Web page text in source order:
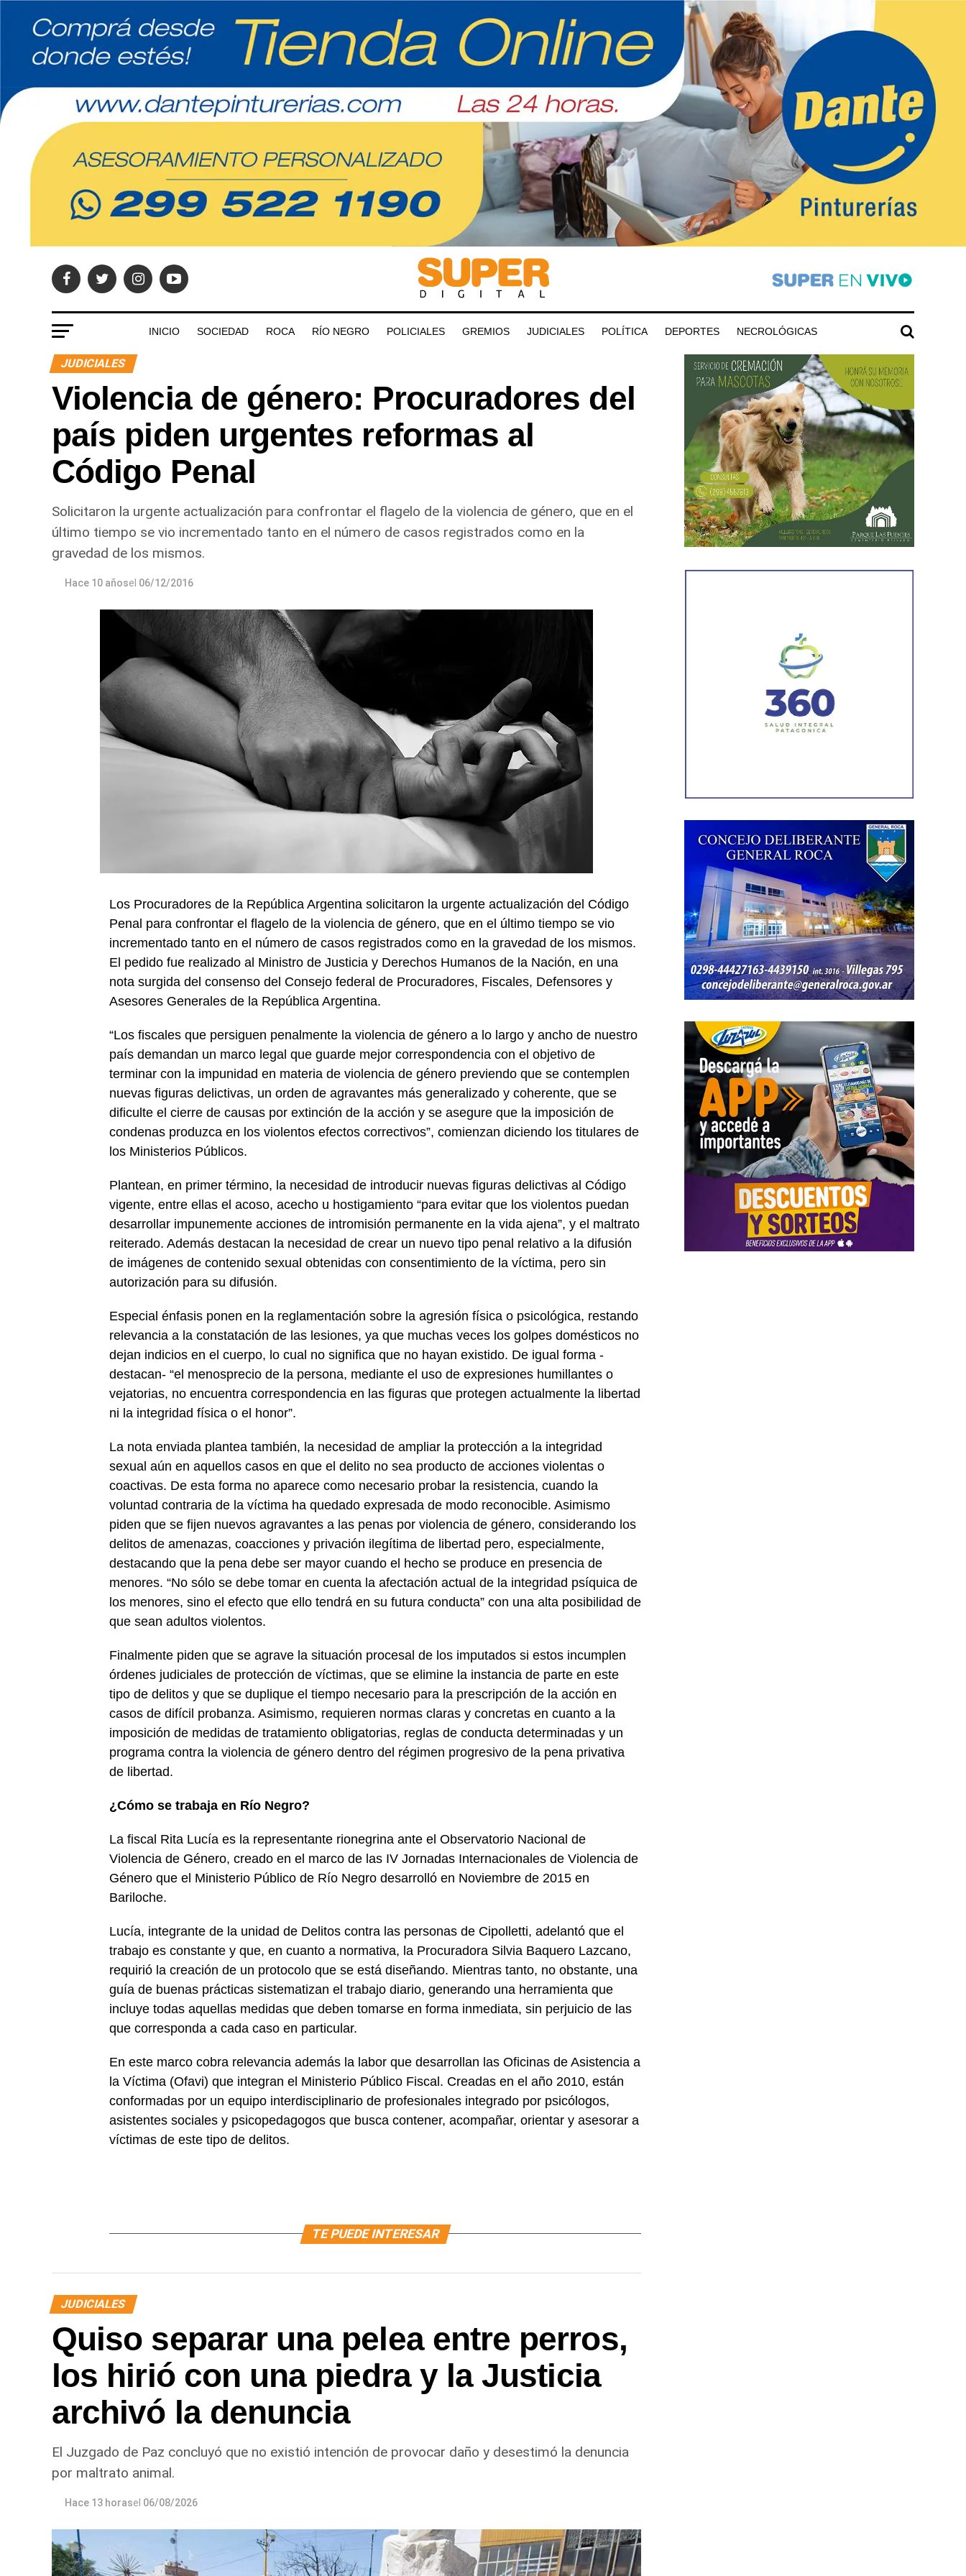
INICIO SOCIEDAD ROCA RÍO NEGRO POLICIALES GREMIOS JUDICIALES POLÍTICA DEPORTES NECROLÓGICAS
JUDICIALES
Violencia de género: Procuradores del
país piden urgentes reformas al
Código Penal
Solicitaron la urgente actualización para confrontar el flagelo de la violencia de género, que en el
último tiempo se vio incrementado tanto en el número de casos registrados como en la
gravedad de los mismos.
Hace 10 añosel 06/12/2016
Los Procuradores de la República Argentina solicitaron la urgente actualización del Código
Penal para confrontar el flagelo de la violencia de género, que en el último tiempo se vio
incrementado tanto en el número de casos registrados como en la gravedad de los mismos.
El pedido fue realizado al Ministro de Justicia y Derechos Humanos de la Nación, en una
nota surgida del consenso del Consejo federal de Procuradores, Fiscales, Defensores y
Asesores Generales de la República Argentina.
“Los fiscales que persiguen penalmente la violencia de género a lo largo y ancho de nuestro
país demandan un marco legal que guarde mejor correspondencia con el objetivo de
terminar con la impunidad en materia de violencia de género previendo que se contemplen
nuevas figuras delictivas, un orden de agravantes más generalizado y coherente, que se
dificulte el cierre de causas por extinción de la acción y se asegure que la imposición de
condenas produzca en los violentos efectos correctivos”, comienzan diciendo los titulares de
los Ministerios Públicos.
Plantean, en primer término, la necesidad de introducir nuevas figuras delictivas al Código
vigente, entre ellas el acoso, acecho u hostigamiento “para evitar que los violentos puedan
desarrollar impunemente acciones de intromisión permanente en la vida ajena”, y el maltrato
reiterado. Además destacan la necesidad de crear un nuevo tipo penal relativo a la difusión
de imágenes de contenido sexual obtenidas con consentimiento de la víctima, pero sin
autorización para su difusión.
Especial énfasis ponen en la reglamentación sobre la agresión física o psicológica, restando
relevancia a la constatación de las lesiones, ya que muchas veces los golpes domésticos no
dejan indicios en el cuerpo, lo cual no significa que no hayan existido. De igual forma -
destacan- “el menosprecio de la persona, mediante el uso de expresiones humillantes o
vejatorias, no encuentra correspondencia en las figuras que protegen actualmente la libertad
ni la integridad física o el honor”.
La nota enviada plantea también, la necesidad de ampliar la protección a la integridad
sexual aún en aquellos casos en que el delito no sea producto de acciones violentas o
coactivas. De esta forma no aparece como necesario probar la resistencia, cuando la
voluntad contraria de la víctima ha quedado expresada de modo reconocible. Asimismo
piden que se fijen nuevos agravantes a las penas por violencia de género, considerando los
delitos de amenazas, coacciones y privación ilegítima de libertad pero, especialmente,
destacando que la pena debe ser mayor cuando el hecho se produce en presencia de
menores. “No sólo se debe tomar en cuenta la afectación actual de la integridad psíquica de
los menores, sino el efecto que ello tendrá en su futura conducta” con una alta posibilidad de
que sean adultos violentos.
Finalmente piden que se agrave la situación procesal de los imputados si estos incumplen
órdenes judiciales de protección de víctimas, que se elimine la instancia de parte en este
tipo de delitos y que se duplique el tiempo necesario para la prescripción de la acción en
casos de difícil probanza. Asimismo, requieren normas claras y concretas en cuanto a la
imposición de medidas de tratamiento obligatorias, reglas de conducta determinadas y un
programa contra la violencia de género dentro del régimen progresivo de la pena privativa
de libertad.
¿Cómo se trabaja en Río Negro?
La fiscal Rita Lucía es la representante rionegrina ante el Observatorio Nacional de
Violencia de Género, creado en el marco de las IV Jornadas Internacionales de Violencia de
Género que el Ministerio Público de Río Negro desarrolló en Noviembre de 2015 en
Bariloche.
Lucía, integrante de la unidad de Delitos contra las personas de Cipolletti, adelantó que el
trabajo es constante y que, en cuanto a normativa, la Procuradora Silvia Baquero Lazcano,
requirió la creación de un protocolo que se está diseñando. Mientras tanto, no obstante, una
guía de buenas prácticas sistematizan el trabajo diario, generando una herramienta que
incluye todas aquellas medidas que deben tomarse en forma inmediata, sin perjuicio de las
que corresponda a cada caso en particular.
En este marco cobra relevancia además la labor que desarrollan las Oficinas de Asistencia a
la Víctima (Ofavi) que integran el Ministerio Público Fiscal. Creadas en el año 2010, están
conformadas por un equipo interdisciplinario de profesionales integrado por psicólogos,
asistentes sociales y psicopedagogos que busca contener, acompañar, orientar y asesorar a
víctimas de este tipo de delitos.
TE PUEDE INTERESAR
JUDICIALES
Quiso separar una pelea entre perros,
los hirió con una piedra y la Justicia
archivó la denuncia
El Juzgado de Paz concluyó que no existió intención de provocar daño y desestimó la denuncia
por maltrato animal.
Hace 13 horasel 06/08/2026